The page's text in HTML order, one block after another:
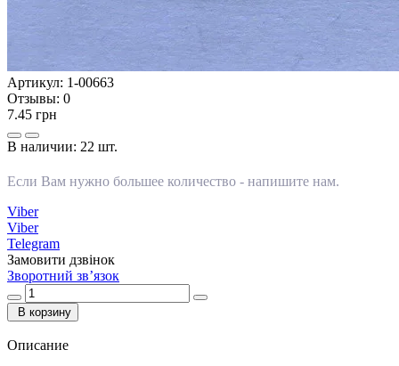
Артикул: 1-00663
Отзывы: 0
7.45 грн
В наличии: 22 шт.
Если Вам нужно большее количество - напишите нам.
Viber
Viber
Telegram
Замовити дзвінок
Зворотний зв’язок
В корзину
Описание